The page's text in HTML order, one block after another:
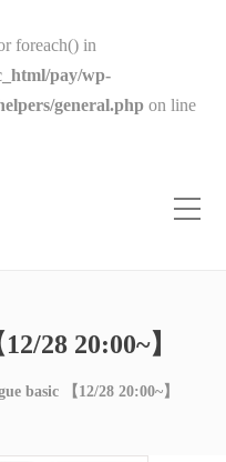
foreach() in
pay/wp-
general.php on line
28 20:00~】
basic 【12/28 20:00~】